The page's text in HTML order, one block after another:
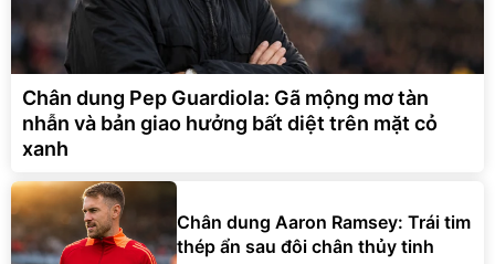
Chân dung Pep Guardiola: Gã mộng mơ tàn
nhẫn và bản giao hưởng bất diệt trên mặt cỏ
xanh
Chân dung Aaron Ramsey: Trái tim
thép ẩn sau đôi chân thủy tinh